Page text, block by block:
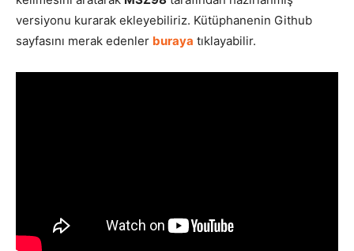
versiyonu kurarak ekleyebiliriz. Kütüphanenin Github
sayfasını merak edenler buraya tıklayabilir.